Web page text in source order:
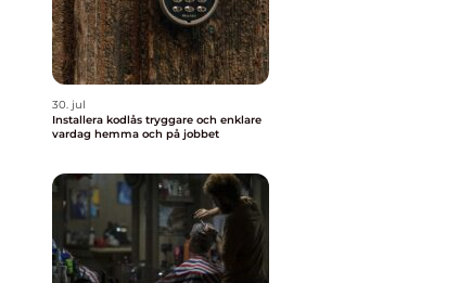
30. jul
Installera kodlås tryggare och enklare
vardag hemma och på jobbet